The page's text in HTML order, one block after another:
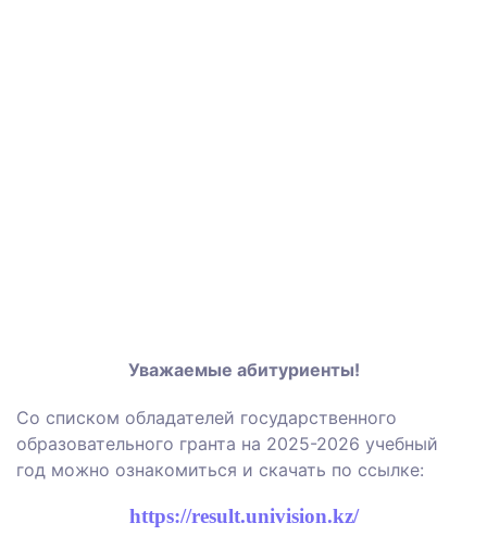
Уважаемые абитуриенты!
Со списком обладателей государственного
образовательного гранта на 2025-2026 учебный
год можно ознакомиться и скачать по ссылке:
https://result.univision.kz/